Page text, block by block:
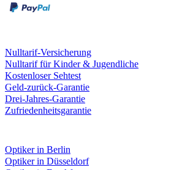
Nulltarif-Versicherung
Nulltarif für Kinder & Jugendliche
Kostenloser Sehtest
Geld-zurück-Garantie
Drei-Jahres-Garantie
Zufriedenheitsgarantie
Optiker in Berlin
Optiker in Düsseldorf